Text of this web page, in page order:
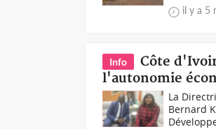
il y a 5
Info
Côte
l'autonomie
La
Bernard